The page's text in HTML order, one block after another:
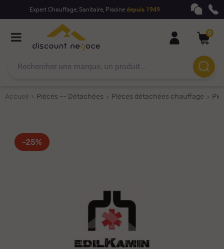
Expert Chauffage, Sanitaire, Piscine depuis 1949
0
Accueil Pièces -- Détachées Pièces détachées chauffage
-25%